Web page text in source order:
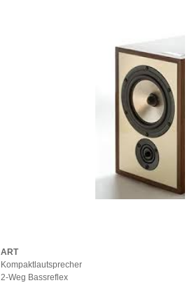
ART
Kompaktlautsprecher
2-Weg Bassreflex